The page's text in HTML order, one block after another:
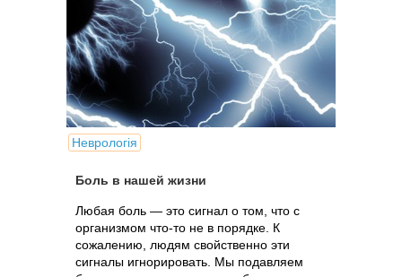
Неврологія
Боль в нашей жизни
Любая боль — это сигнал о том, что с
организмом что-то не в порядке. К
сожалению, людям свойственно эти
сигналы игнорировать. Мы подавляем